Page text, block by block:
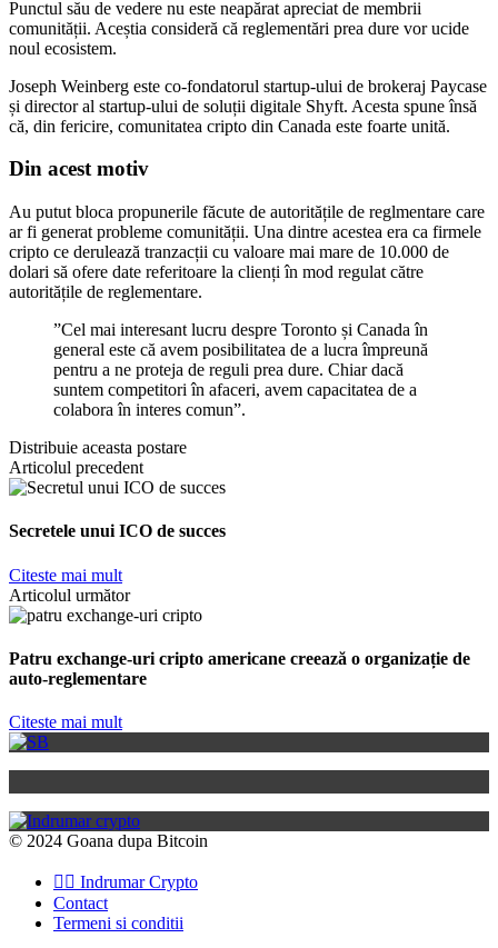
Punctul său de vedere nu este neapărat apreciat de membrii
comunității. Aceștia consideră că reglementări prea dure vor ucide
noul ecosistem.
Joseph Weinberg este co-fondatorul startup-ului de brokeraj Paycase
și director al startup-ului de soluții digitale Shyft. Acesta spune însă
că, din fericire, comunitatea cripto din Canada este foarte unită.
Din acest motiv
Au putut bloca propunerile făcute de autoritățile de reglmentare care
ar fi generat probleme comunității. Una dintre acestea era ca firmele
cripto ce derulează tranzacții cu valoare mai mare de 10.000 de
dolari să ofere date referitoare la clienți în mod regulat către
autoritățile de reglementare.
”Cel mai interesant lucru despre Toronto și Canada în
general este că avem posibilitatea de a lucra împreună
pentru a ne proteja de reguli prea dure. Chiar dacă
suntem competitori în afaceri, avem capacitatea de a
colabora în interes comun”.
Distribuie aceasta postare
Articolul precedent
Secretele unui ICO de succes
Citeste mai mult
Articolul următor
Patru exchange-uri cripto americane creează o organizație de
auto-reglementare
Citeste mai mult
© 2024 Goana dupa Bitcoin
👉🏽 Indrumar Crypto
Contact
Termeni si conditii